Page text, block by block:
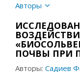
Авторы
ПОЧВЫ ПРИ
Авторы:Садиев